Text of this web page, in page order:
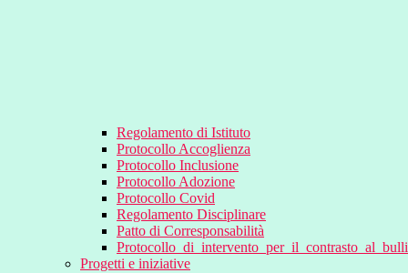
Regolamento di Istituto
Protocollo Accoglienza
Protocollo Inclusione
Protocollo Adozione
Protocollo Covid
Regolamento Disciplinare
Patto di Corresponsabilità
Progetti e iniziative